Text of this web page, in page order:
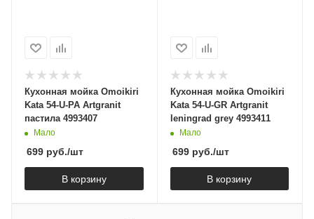
Кухонная мойка Omoikiri
Kata 54-U-PA Artgranit
пастила 4993407
Мало
699 руб./шт
В корзину
Кухонная мойка Omoikiri
Kata 54-U-GR Artgranit
leningrad grey 4993411
Мало
699руб./шт
В корзину